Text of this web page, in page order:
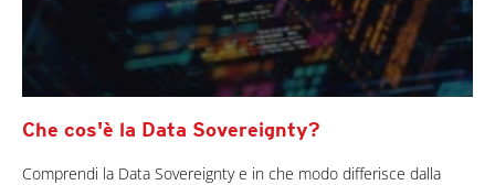
Che cos'è la Data Sovereignty?
Comprendi la Data Sovereignty e in che modo differisce dalla